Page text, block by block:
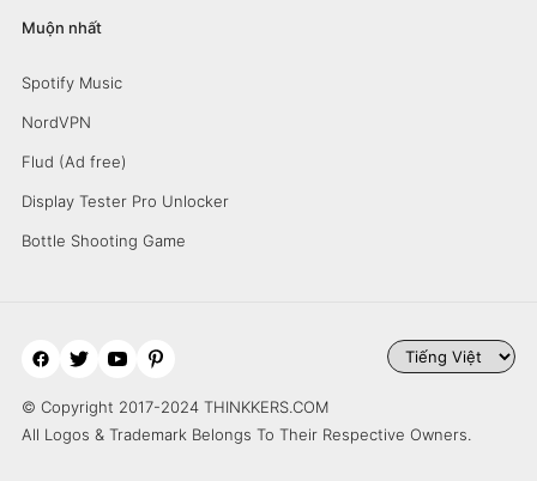
Muộn nhất
Spotify Music
NordVPN
Flud (Ad free)
Display Tester Pro Unlocker
Bottle Shooting Game
© Copyright 2017-2024 THINKKERS.COM
All Logos & Trademark Belongs To Their Respective Owners.